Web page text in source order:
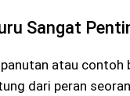
Sangat
atau
dari peran